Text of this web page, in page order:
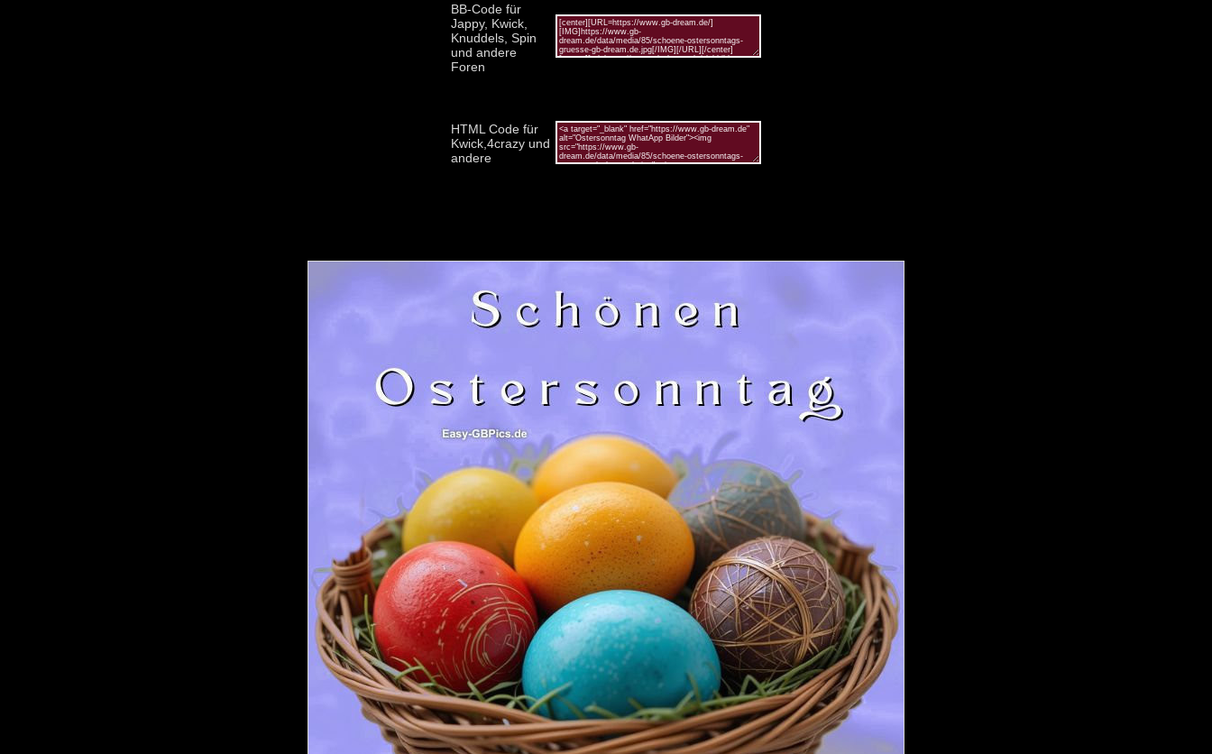
BB-Code für
Jappy, Kwick,
Knuddels, Spin
und andere
Foren
HTML Code für
Kwick,4crazy und
andere